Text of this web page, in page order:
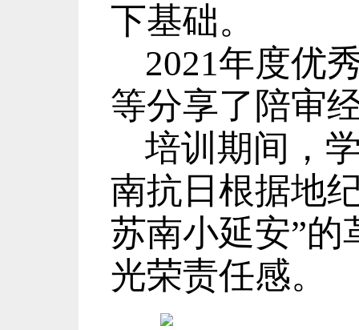
下基础。
2021年度优
等分享了陪审
培训期间，
南抗日根据地
苏南小延安”的
光荣责任感。